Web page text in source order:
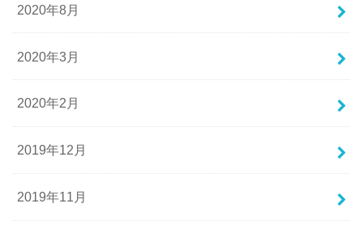
2020年8月
2020年3月
2020年2月
2019年12月
2019年11月